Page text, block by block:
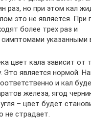
раз, но при этом кал
это не является. При
более трех раз и
указанными
цвет кала зависит от
Это является нормой.
и кал
железа, ягод
– цвет будет
не страдает.